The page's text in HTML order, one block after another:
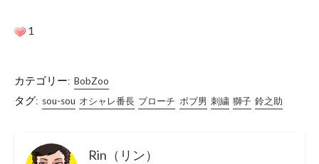
1
カテゴリー: BobZoo
タグ: sou-sou オシャレ番長 ブローチ ボブ男 刺繍 獅子 鈴之助
Rin（リン）